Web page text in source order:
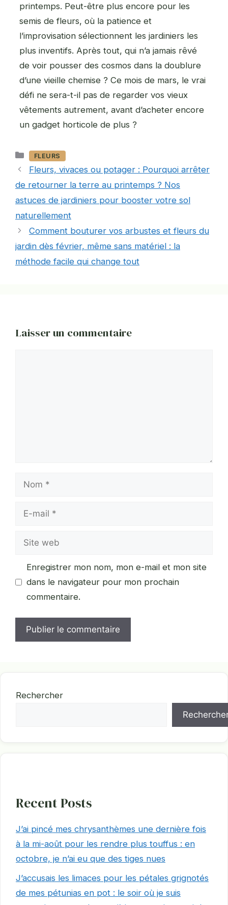
printemps. Peut-être plus encore pour les
semis de fleurs, où la patience et
l’improvisation sélectionnent les jardiniers les
plus inventifs. Après tout, qui n’a jamais rêvé
de voir pousser des cosmos dans la doublure
d’une vieille chemise ? Ce mois de mars, le vrai
défi ne sera-t-il pas de regarder vos vieux
vêtements autrement, avant d’acheter encore
un gadget horticole de plus ?
Catégories
FLEURS
Fleurs, vivaces ou potager : Pourquoi arrêter
de retourner la terre au printemps ? Nos
astuces de jardiniers pour booster votre sol
naturellement
Comment bouturer vos arbustes et fleurs du
jardin dès février, même sans matériel : la
méthode facile qui change tout
Laisser un commentaire
Nom
Site
Enregistrer mon nom, mon e-mail et mon site
dans le navigateur pour mon prochain
commentaire.
Rechercher
Recent Posts
J’ai pincé mes chrysanthèmes une dernière fois
à la mi-août pour les rendre plus touffus : en
octobre, je n’ai eu que des tiges nues
J’accusais les limaces pour les pétales grignotés
de mes pétunias en pot : le soir où je suis